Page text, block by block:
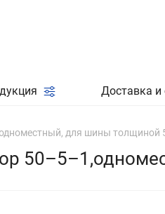
Доставка и
для шины толщиной